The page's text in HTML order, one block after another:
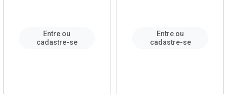
Entre ou
cadastre-se
Entre ou
cadastre-se